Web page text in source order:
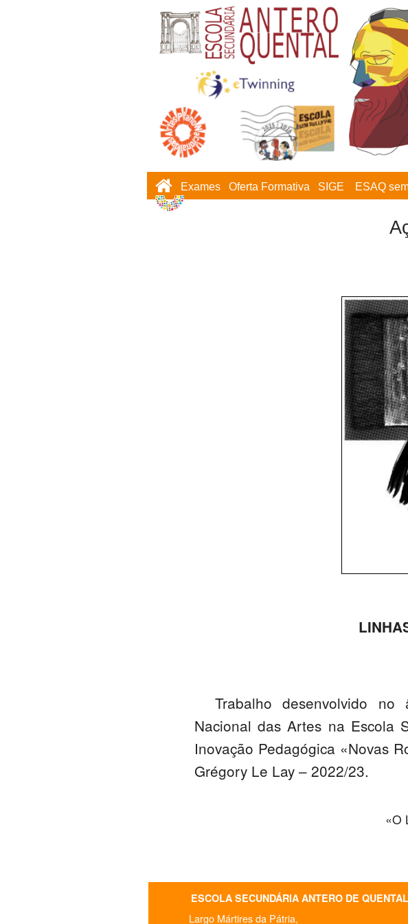
Exames Oferta Formativa SIGE ESAQ
Trabalho desenvolvido
Nacional das Artes na Escola
Inovação Pedagógica «Novas
Grégory Le Lay – 2022/23.
«O
ESCOLA SECUNDÁRIA ANTERO DE QUENTAL
Largo Mártires da Pátria,